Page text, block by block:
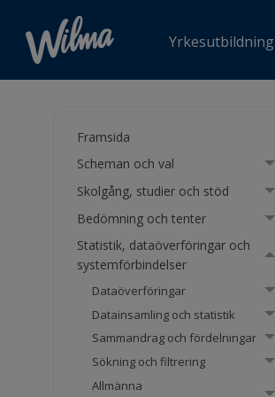
Yrkesutbildning
Framsida
Scheman och val
Skolgång, studier och stöd
Bedömning och tenter
Statistik, dataöverföringar och
systemförbindelser
Dataöverföringar
Datainsamling och statistik
Sammandrag och fördelningar
Sökning och filtrering
Allmänna